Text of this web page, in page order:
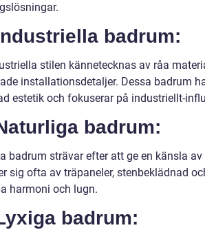
badrum:
stilen kännetecknas av råa
installationsdetaljer. Dessa badrum
estetik och fokuserar på industriellt-
badrum:
badrum strävar efter att ge en känsla
sig ofta av träpaneler, stenbeklädnad
harmoni och lugn.
badrum: